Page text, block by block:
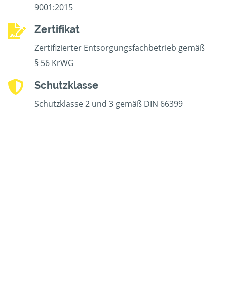
9001:2015
Zertifikat
Zertifizierter Entsorgungsfachbetrieb gemäß
§ 56 KrWG
Schutzklasse
Schutzklasse 2 und 3 gemäß DIN 66399